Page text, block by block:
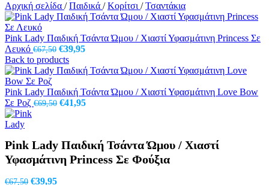
Αρχική σελίδα / Παιδικά / Κορίτσι / Τσαντάκια
Pink Lady Παιδική Τσάντα Ώμου / Χιαστί Υφασμάτινη Princess Σε
Λευκό €67,50 Original
price
was:
€39,95Η
τιμή
€39,95.
Back to products
Pink Lady Παιδική Τσάντα Ώμου / Χιαστί Υφασμάτινη Love Bow
Σε Ροζ €69,50 Original
€41,95Η
€41,95.
Pink Lady Παιδική Τσάντα Ώμου / Χιαστί
Υφασμάτινη Princess Σε Φούξια
€67,50 Original
€39,95Η